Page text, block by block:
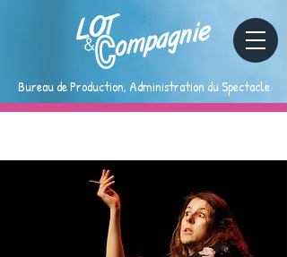
Bureau de Production, Administration du Spectacle